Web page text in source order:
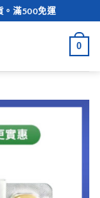
。滿500免運
0